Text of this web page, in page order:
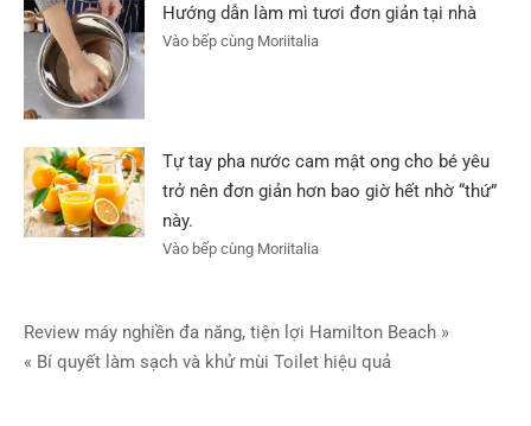
Hướng dẫn làm mì tươi đơn giản tại nhà
Vào bếp cùng Moriitalia
Tự tay pha nước cam mật ong cho bé yêu
trở nên đơn giản hơn bao giờ hết nhờ “thứ”
này.
Vào bếp cùng Moriitalia
Điều
hướng
Review máy nghiền đa năng, tiện lợi Hamilton Beach »
« Bí quyết làm sạch và khử mùi Toilet hiệu quả